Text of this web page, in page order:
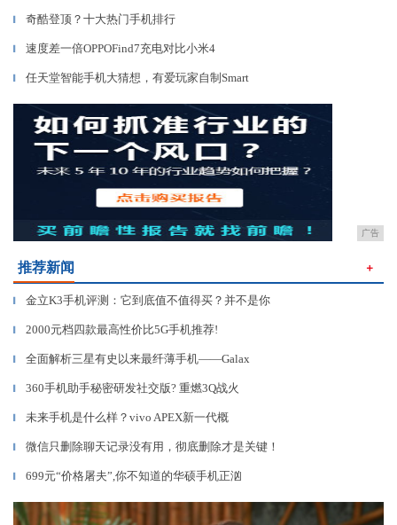
▎ 奇酷登顶？十大热门手机排行
▎ 速度差一倍OPPOFind7充电对比小米4
▎ 任天堂智能手机大猜想，有爱玩家自制Smart
广告
推荐新闻 ＋
▎ 金立K3手机评测：它到底值不值得买？并不是你
▎ 2000元档四款最高性价比5G手机推荐!
▎ 全面解析三星有史以来最纤薄手机——Galax
▎ 360手机助手秘密研发社交版? 重燃3Q战火
▎ 未来手机是什么样？vivo APEX新一代概
▎ 微信只删除聊天记录没有用，彻底删除才是关键！
▎ 699元“价格屠夫”,你不知道的华硕手机正汹